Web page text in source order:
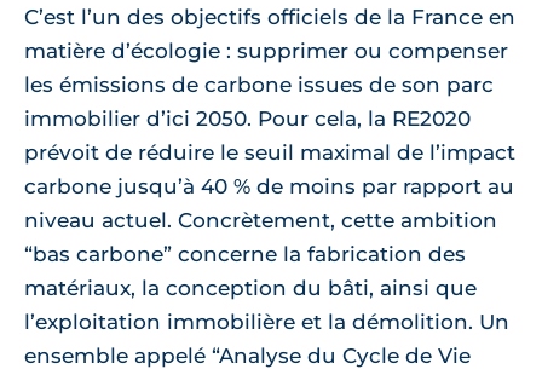
C’est l’un des objectifs officiels de la France en
matière d’écologie : supprimer ou compenser
les émissions de carbone issues de son parc
immobilier d’ici 2050. Pour cela, la RE2020
prévoit de réduire le seuil maximal de l’impact
carbone jusqu’à 40 % de moins par rapport au
niveau actuel. Concrètement, cette ambition
“bas carbone” concerne la fabrication des
matériaux, la conception du bâti, ainsi que
l’exploitation immobilière et la démolition. Un
ensemble appelé “Analyse du Cycle de Vie